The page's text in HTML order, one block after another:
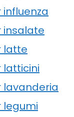
insalate
latte
latticini
lavanderia
legumi